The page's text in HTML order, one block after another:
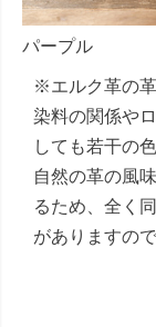
パープル
※エルク革の
染料の関係や
しても若干の
自然の革の風
るため、全く
がありますの